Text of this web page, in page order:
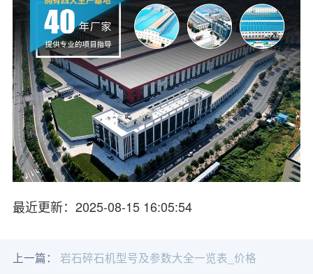
最近更新：2025-08-15 16:05:54
上一篇： 岩石碎石机型号及参数大全一览表_价格